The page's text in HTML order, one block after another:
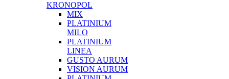
KRONOPOL
MIX
PLATINIUM
MILO
PLATINIUM
LINEA
GUSTO AURUM
VISION AURUM